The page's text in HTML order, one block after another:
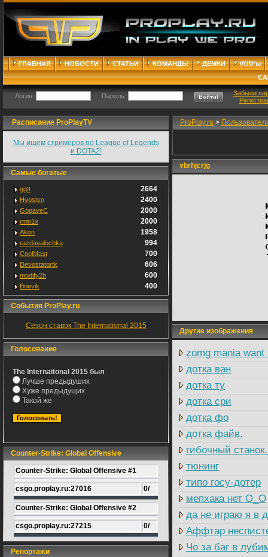
ГЛАВНАЯ НОВОСТИ СТАТЬИ КОМАНДЫ ДЕМКИ
VOD'ы
Логин: Пароль:
Забыли
Расписание ProPlayTV
Мы ищем стримеров по League of Legends
и DOTA2!
Самые богатые
ggtt 2664
Hvostyn 2400
GopaveC 2000
rmn1x 2000
Akon 1958
razdavalochka 994
CoolMast 700
Devostatortk 606
modify2h 600
Boevik 400
События ProPlay.ru
Сезон ставок The International 2015
Голосование
The Internaitonal 2015 был
Лучше предыдуших
Хуже предыдущих
Такой же
Counter-Strike: Global Offensive
Counter-Strike: Global Offensive #1
csgo.proplay.ru:27016 0/
Counter-Strike: Global Offensive #2
csgo.proplay.ru:27215 0/
Репортажи
ProPlay.ru >
vbrhjcrjg
Другие изображения
zomg mania
дотка ван
дотка ту
дотка сри
дотка фо
дотка файв.
гибочный
тюнинг
типо госу-дотер
мепхака нет О_О
да не играю я в
Аффтар
Чо за баг в